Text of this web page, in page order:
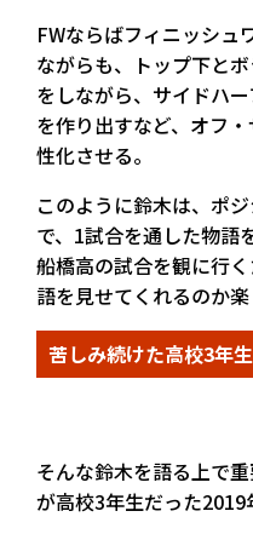
FWならばフィニッシュ
ながらも、トップ下と
をしながら、サイドハ
を作り出すなど、オフ
性化させる。
このように鈴木は、ポ
で、1試合を通した物語
船橋高の試合を観に行
語を見せてくれるのか楽
苦しみ続けた高校3年生
そんな鈴木を語る上で
が高校3年生だった2019